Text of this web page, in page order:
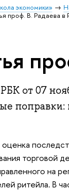
экономики»
проф. В. Радаева в
от 07
поправки:
оценка
торговой
на
ритейла. В